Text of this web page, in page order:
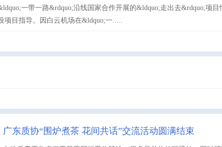
一带一路&rdquo;沿线国家合作开展的&ldquo;走出去&rdquo;项目
项目指导。因白云机场在&ldquo;一.....
广东质协“围炉煮茶 花间共话”交流活动圆满结束